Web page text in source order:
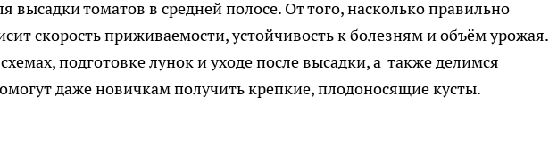
томатов в средней полосе. От того, насколько правильно
скорость приживаемости, устойчивость к болезням и объём урожая.
подготовке лунок и уходе после высадки, а также делимся
даже новичкам получить крепкие, плодоносящие кусты.